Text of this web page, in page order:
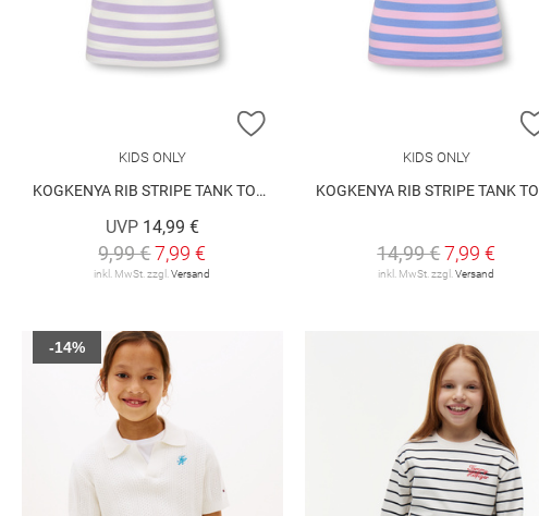
WUNSCHLISTE HINZUFÜGEN ZUR WUNSCHLISTE HINZUFÜGEN
KIDS ONLY
KOGKENYA RIB STRIPE TANK TOP JRS
UVP 14,99 €
9,99 €7,99 €
inkl. MwSt. zzgl.Versand
KIDS ONLY
KOGKENYA RIB STRIPE TANK TOP JRS
14,99 €7,99 €
inkl. MwSt. zzgl.Versand
-14%